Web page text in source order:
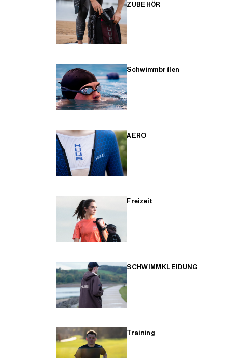
ZUBEHÖR
Schwimmbrillen
AERO
Freizeit
SCHWIMMKLEIDUNG
Training